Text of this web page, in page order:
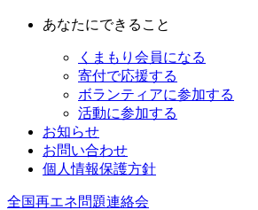
あなたにできること
くまもり会員になる
寄付で応援する
ボランティアに参加する
活動に参加する
お知らせ
お問い合わせ
個人情報保護方針
全国再エネ問題連絡会